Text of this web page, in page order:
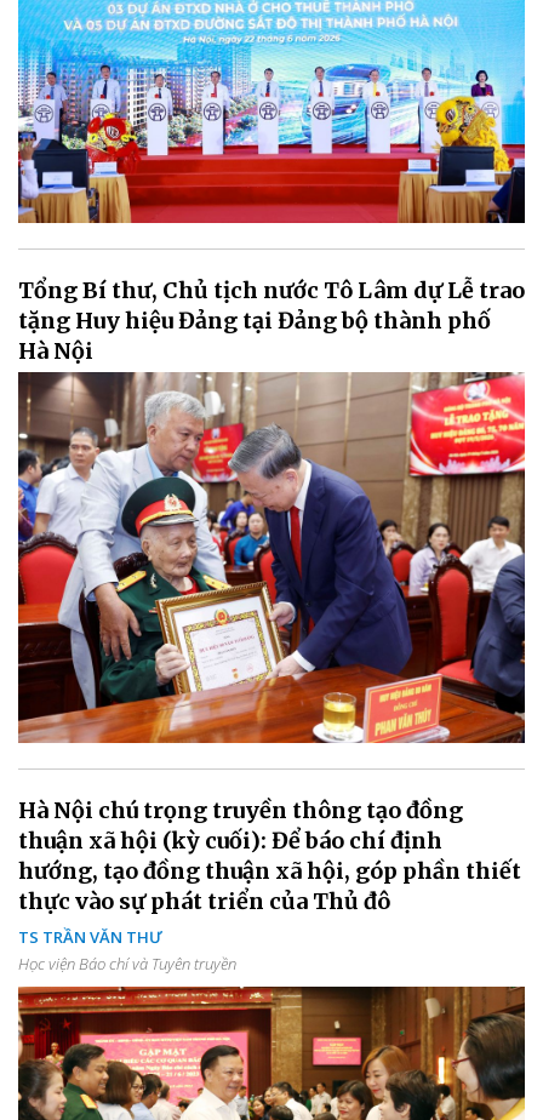
Tổng Bí thư, Chủ tịch nước Tô Lâm dự Lễ trao
tặng Huy hiệu Đảng tại Đảng bộ thành phố
Hà Nội
Hà Nội chú trọng truyền thông tạo đồng
thuận xã hội (kỳ cuối): Để báo chí định
hướng, tạo đồng thuận xã hội, góp phần thiết
thực vào sự phát triển của Thủ đô
TS TRẦN VĂN THƯ
Học viện Báo chí và Tuyên truyền